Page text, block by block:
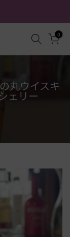
0
丸ウイスキ
ェリー